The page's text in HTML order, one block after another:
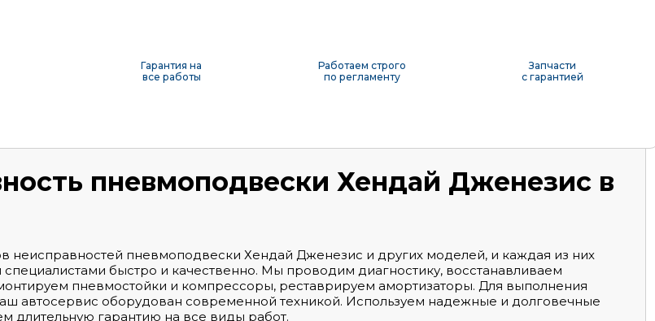
Гарантия на
все работы
Работаем строго
по регламенту
Запчасти
с гарантией
пневмоподвески Хендай Дженезис в
неисправностей пневмоподвески Хендай Дженезис и других моделей, и каждая из них
быстро и качественно. Мы проводим диагностику, восстанавливаем
пневмостойки и компрессоры, реставрируем амортизаторы. Для выполнения
автосервис оборудован современной техникой. Используем надежные и долговечные
длительную гарантию на все виды работ.